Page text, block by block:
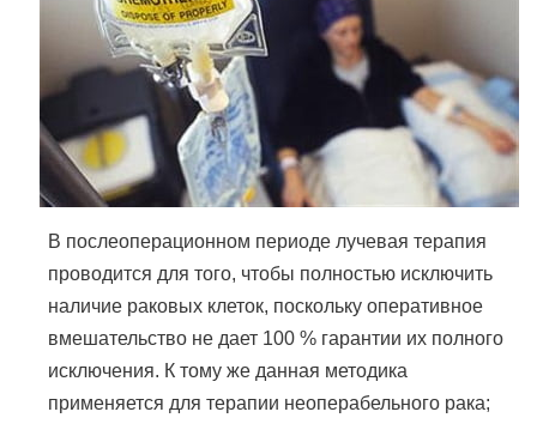
В послеоперационном периоде лучевая терапия
проводится для того, чтобы полностью исключить
наличие раковых клеток, поскольку оперативное
вмешательство не дает 100 % гарантии их полного
исключения. К тому же данная методика
применяется для терапии неоперабельного рака;